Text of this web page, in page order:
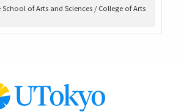
of Arts and Sciences / College of Arts